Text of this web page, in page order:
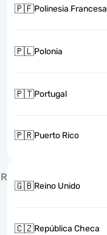
🇵🇫Polinesia Francesa
🇵🇱Polonia
🇵🇹Portugal
🇵🇷Puerto Rico
R
🇬🇧Reino Unido
🇨🇿República Checa